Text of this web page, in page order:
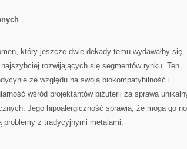
który jeszcze dwie dekady temu wydawałby się
rozwijających się segmentów rynku. Ten
ze względu na swoją biokompatybilność i
wśród projektantów biżuterii za sprawą
Jego hipoalergiczność sprawia, że mogą go
z tradycyjnymi metalami.